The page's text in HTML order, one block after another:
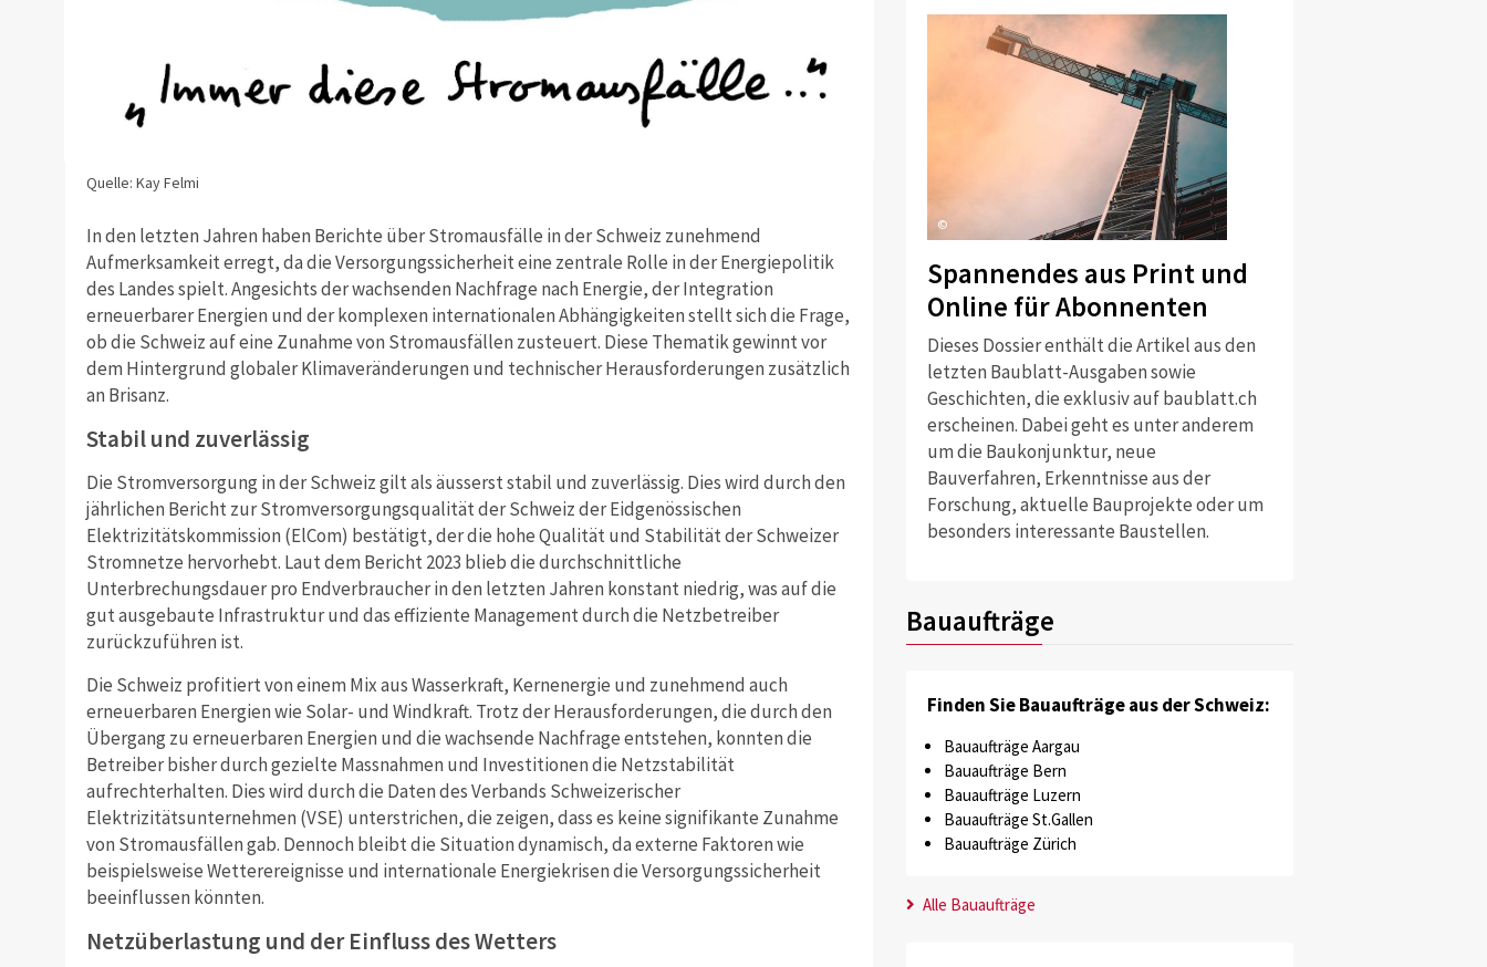
Quelle: Kay Felmi
In den letzten Jahren haben Berichte über Stromausfälle in der Schweiz zunehmend
Aufmerksamkeit erregt, da die Versorgungssicherheit eine zentrale Rolle in der Energiepolitik
des Landes spielt. Angesichts der wachsenden Nachfrage nach Energie, der Integration
erneuerbarer Energien und der komplexen internationalen Abhängigkeiten stellt sich die Frage,
ob die Schweiz auf eine Zunahme von Stromausfällen zusteuert. Diese Thematik gewinnt vor
dem Hintergrund globaler Klimaveränderungen und technischer Herausforderungen zusätzlich
an Brisanz.
Stabil und zuverlässig
Die Stromversorgung in der Schweiz gilt als äusserst stabil und zuverlässig. Dies wird durch den
jährlichen Bericht zur Stromversorgungsqualität der Schweiz der Eidgenössischen
Elektrizitätskommission (ElCom) bestätigt, der die hohe Qualität und Stabilität der Schweizer
Stromnetze hervorhebt. Laut dem Bericht 2023 blieb die durchschnittliche
Unterbrechungsdauer pro Endverbraucher in den letzten Jahren konstant niedrig, was auf die
gut ausgebaute Infrastruktur und das effiziente Management durch die Netzbetreiber
zurückzuführen ist.
Die Schweiz profitiert von einem Mix aus Wasserkraft, Kernenergie und zunehmend auch
erneuerbaren Energien wie Solar- und Windkraft. Trotz der Herausforderungen, die durch den
Übergang zu erneuerbaren Energien und die wachsende Nachfrage entstehen, konnten die
Betreiber bisher durch gezielte Massnahmen und Investitionen die Netzstabilität
aufrechterhalten. Dies wird durch die Daten des Verbands Schweizerischer
Elektrizitätsunternehmen (VSE) unterstrichen, die zeigen, dass es keine signifikante Zunahme
von Stromausfällen gab. Dennoch bleibt die Situation dynamisch, da externe Faktoren wie
beispielsweise Wetterereignisse und internationale Energiekrisen die Versorgungssicherheit
beeinflussen könnten.
Netzüberlastung und der Einfluss des Wetters
©
Spannendes aus Print und
Online für Abonnenten
Dieses Dossier enthält die Artikel aus den
letzten Baublatt-Ausgaben sowie
Geschichten, die exklusiv auf baublatt.ch
erscheinen. Dabei geht es unter anderem
um die Baukonjunktur, neue
Bauverfahren, Erkenntnisse aus der
Forschung, aktuelle Bauprojekte oder um
besonders interessante Baustellen.
Bauaufträge
Finden Sie Bauaufträge aus der Schweiz:
Bauaufträge Aargau
Bauaufträge Bern
Bauaufträge Luzern
Bauaufträge St.Gallen
Bauaufträge Zürich
Alle Bauaufträge